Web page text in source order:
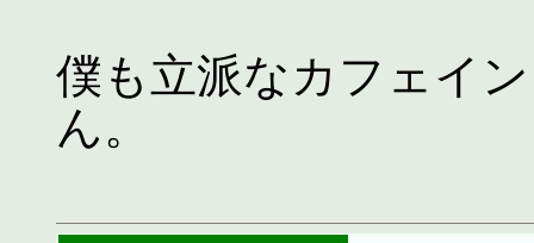
僕も立派なカフェイ
ん。